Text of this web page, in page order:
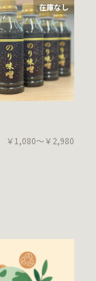
￥1,080〜￥2,980
在庫なし